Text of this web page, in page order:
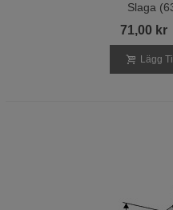
Slaga
71,00 kr
Lägg